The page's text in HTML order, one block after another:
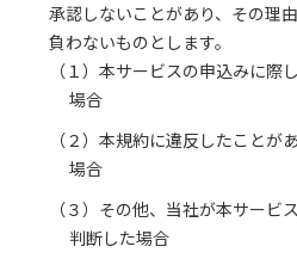
承認しないことがあり、その理
負わないものとします。
（１）本サービスの申込みに際
場合
（２）本規約に違反したことが
場合
（３）その他、当社が本サービ
判断した場合